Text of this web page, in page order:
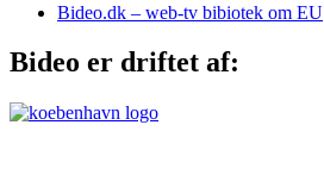
Bideo.dk – web-tv bibiotek om EU
Bideo er driftet af: